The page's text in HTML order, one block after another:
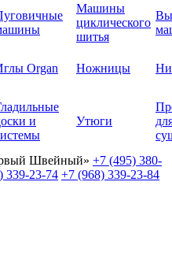
Машины
циклического
шитья
Organ Ножницы
и
Утюги
Швейный» +7 (495) 380-
339-23-74 +7 (968) 339-23-84